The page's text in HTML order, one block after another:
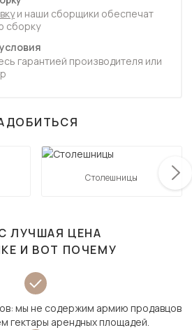
и наши сборщики обеспечат
сборку
гарантией производителя или
Столешницы
ЛУЧШАЯ ЦЕНА
И ВОТ ПОЧЕМУ
мы не содержим армию продавцов
гектары арендных площадей.